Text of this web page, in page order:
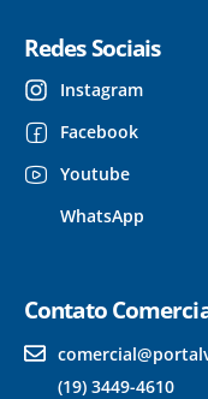
Redes Sociais
Instagram
Facebook
Youtube
WhatsApp
Contato
(19) 3449-4610